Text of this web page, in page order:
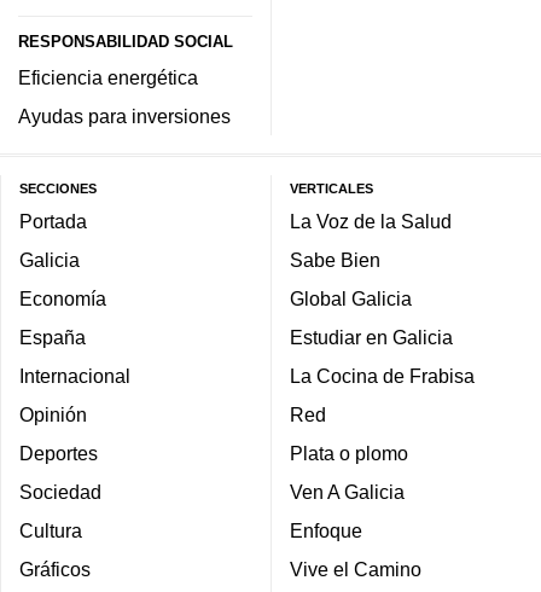
RESPONSABILIDAD SOCIAL
Eficiencia energética
Ayudas para inversiones
SECCIONES
Portada
Galicia
Economía
España
Internacional
Opinión
Deportes
Sociedad
Cultura
Gráficos
VERTICALES
La Voz de la Salud
Sabe Bien
Global Galicia
Estudiar en Galicia
La Cocina de Frabisa
Red
Plata o plomo
Ven A Galicia
Enfoque
Vive el Camino